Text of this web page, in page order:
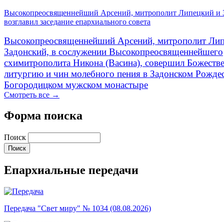
Высокопреосвященнейший Арсений, митрополит Липецкий и
возглавил заседание епархиального совета
Высокопреосвященнейший Арсений, митрополит
Задонский, в сослужении Высокопреосвященнейшего
схимитрополита Никона (Васина), совершил
литургию и чин молебного пения в Задонском
Богородицком мужском монастыре
Смотреть все →
Форма поиска
Поиск
Епархиальные передачи
Передача "Свет миру" № 1034 (08.08.2026)